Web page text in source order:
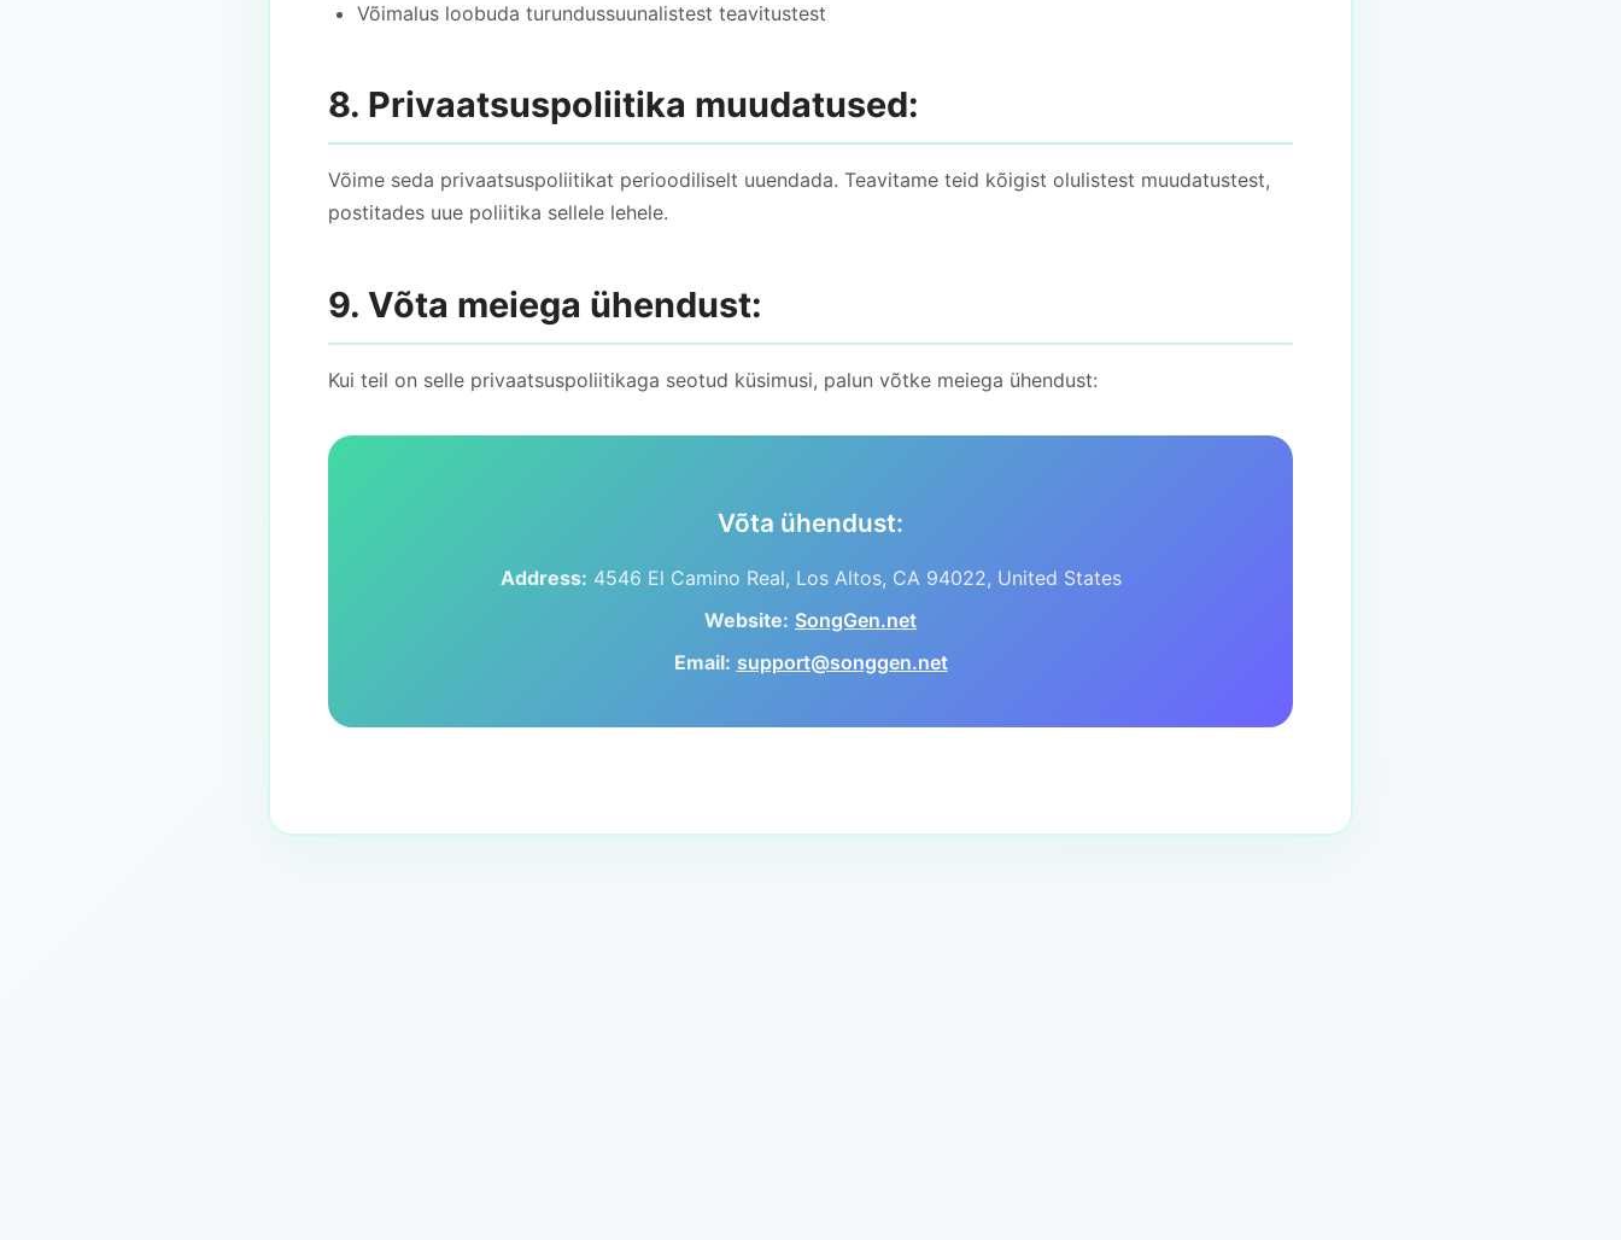
Võimalus loobuda turundussuunalistest teavitustest
8. Privaatsuspoliitika muudatused:
Võime seda privaatsuspoliitikat perioodiliselt uuendada. Teavitame teid kõigist olulistest muudatustest,
postitades uue poliitika sellele lehele.
9. Võta meiega ühendust:
Kui teil on selle privaatsuspoliitikaga seotud küsimusi, palun võtke meiega ühendust:
Võta ühendust:
Address: 4546 El Camino Real, Los Altos, CA 94022, United States
Website: SongGen.net
Email: support@songgen.net